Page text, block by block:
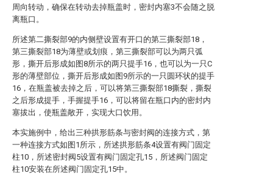
周向转动，确保在转动去掉瓶盖时，密封内塞3不会随之脱
离瓶口。
所述第二撕裂部9的内侧壁设置有开口的第三撕裂部18，
第三撕裂部18为薄壁或划痕，第三撕裂部可以为两只弧
形，撕开后形成如图8所示的两只提手16，也可以为一只C
形的薄壁部位，撕开后形成如图9所示的一只圆环状的提手
16，在瓶盖被去掉之后，可以将第三撕裂部18撕裂，撕裂
之后形成提手，手握提手16，可以将留在瓶口内的密封内
塞拔出，使瓶盖敞开，实现大口饮用。
本实施例中，给出三种拱形筋条与密封阀的连接方式，第
一种连接方式如图1所示，所述拱形筋条4设置有阀门固定
柱10，所述密封阀5设置有阀门固定孔15，所述阀门固定
柱10安装在所述阀门固定孔15中。